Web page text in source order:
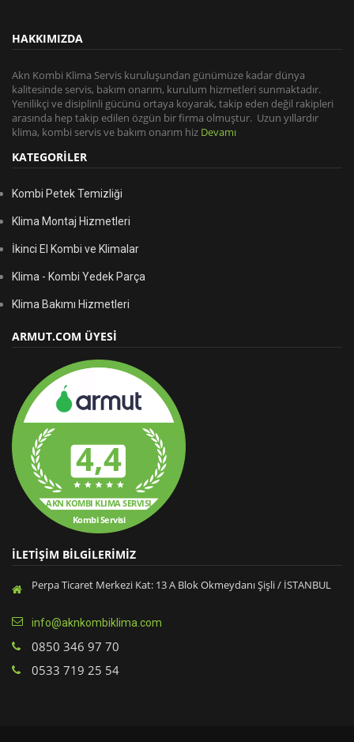
HAKKIMIZDA
Akn Kombi Klima Servis kuruluşundan günümüze kadar dünya
kalitesinde servis, bakım onarım, kurulum hizmetleri sunmaktadır.
Yenilikçi ve disiplinli gücünü ortaya koyarak, takip eden değil rakipleri
arasında hep takip edilen özgün bir firma olmuştur. Uzun yıllardır
klima, kombi servis ve bakım onarım hiz Devamı
KATEGORİLER
Kombi Petek Temizliği
Klima Montaj Hizmetleri
İkinci El Kombi ve Klimalar
Klima - Kombi Yedek Parça
Klima Bakımı Hizmetleri
ARMUT.COM ÜYESİ
4,4
AKN KOMBI KLIMA SERVISI
Kombi Servisi
İLETİŞİM BİLGİLERİMİZ
Perpa Ticaret Merkezi Kat: 13 A Blok Okmeydanı Şişli / İSTANBUL
info@aknkombiklima.com
0850 346 97 70
0533 719 25 54